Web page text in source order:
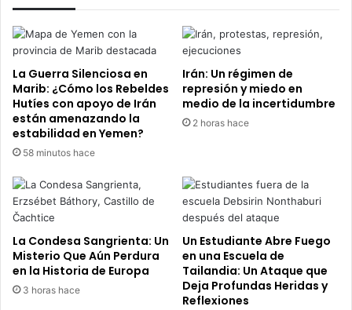
famosos
La Guerra Silenciosa en
Marib: ¿Cómo los Rebeldes
Hutíes con apoyo de Irán
están amenazando la
estabilidad en Yemen?
58 minutos hace
Irán: Un régimen de
represión y miedo en
medio de la incertidumbre
2 horas hace
La Condesa Sangrienta: Un
Misterio Que Aún Perdura
en la Historia de Europa
3 horas hace
Un Estudiante Abre Fuego
en una Escuela de
Tailandia: Un Ataque que
Deja Profundas Heridas y
Reflexiones